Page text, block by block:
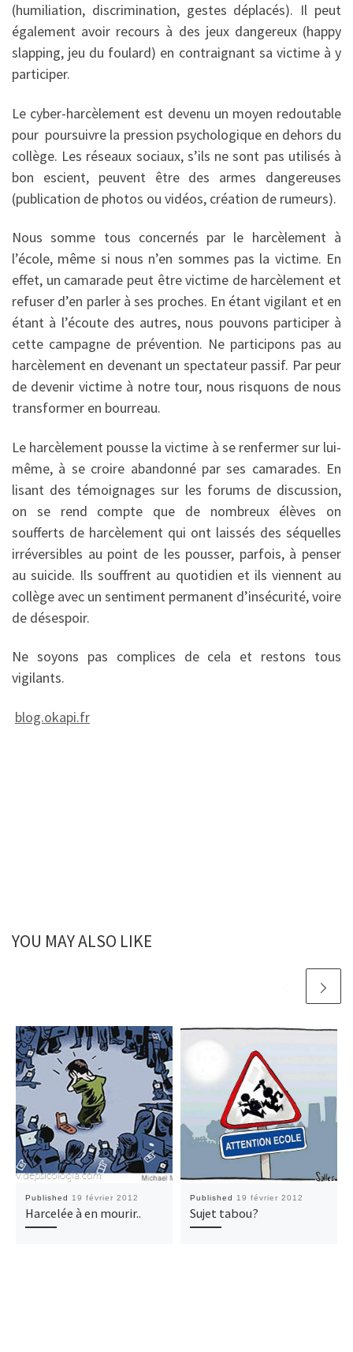
(humiliation, discrimination, gestes déplacés). Il peut
également avoir recours à des jeux dangereux (happy
slapping, jeu du foulard) en contraignant sa victime à y
participer.
Le cyber-harcèlement est devenu un moyen redoutable
pour poursuivre la pression psychologique en dehors du
collège. Les réseaux sociaux, s’ils ne sont pas utilisés à
bon escient, peuvent être des armes dangereuses
(publication de photos ou vidéos, création de rumeurs).
Nous somme tous concernés par le harcèlement à
l’école, même si nous n’en sommes pas la victime. En
effet, un camarade peut être victime de harcèlement et
refuser d’en parler à ses proches. En étant vigilant et en
étant à l’écoute des autres, nous pouvons participer à
cette campagne de prévention. Ne participons pas au
harcèlement en devenant un spectateur passif. Par peur
de devenir victime à notre tour, nous risquons de nous
transformer en bourreau.
Le harcèlement pousse la victime à se renfermer sur lui-
même, à se croire abandonné par ses camarades. En
lisant des témoignages sur les forums de discussion,
on se rend compte que de nombreux élèves on
soufferts de harcèlement qui ont laissés des séquelles
irréversibles au point de les pousser, parfois, à penser
au suicide. Ils souffrent au quotidien et ils viennent au
collège avec un sentiment permanent d’insécurité, voire
de désespoir.
Ne soyons pas complices de cela et restons tous
vigilants.
blog.okapi.fr
YOU MAY ALSO LIKE
Published 19 février 2012
Harcelée à en mourir..
Published 19 février 2012
Sujet tabou?